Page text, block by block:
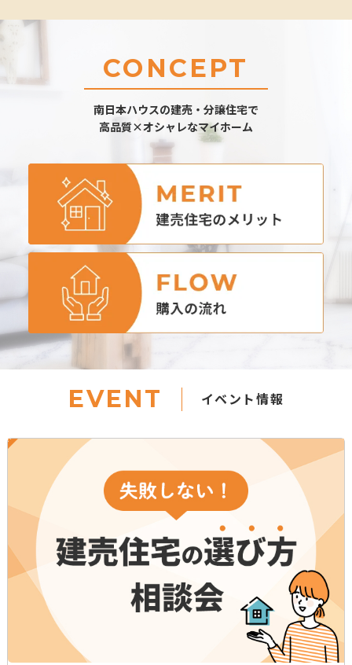
CONCEPT
南日本ハウスの建売・分譲住宅で
高品質×オシャレなマイホーム
EVENT イベント情報
可